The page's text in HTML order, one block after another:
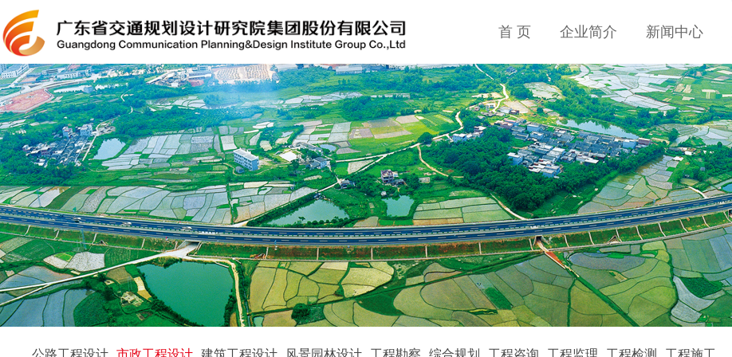
首 页 企业简介 新闻中心
公路工程设计 市政工程设计 建筑工程设计 风景园林设计 工程勘察 综合规划 工程咨询 工程监理 工程检测 工程施工